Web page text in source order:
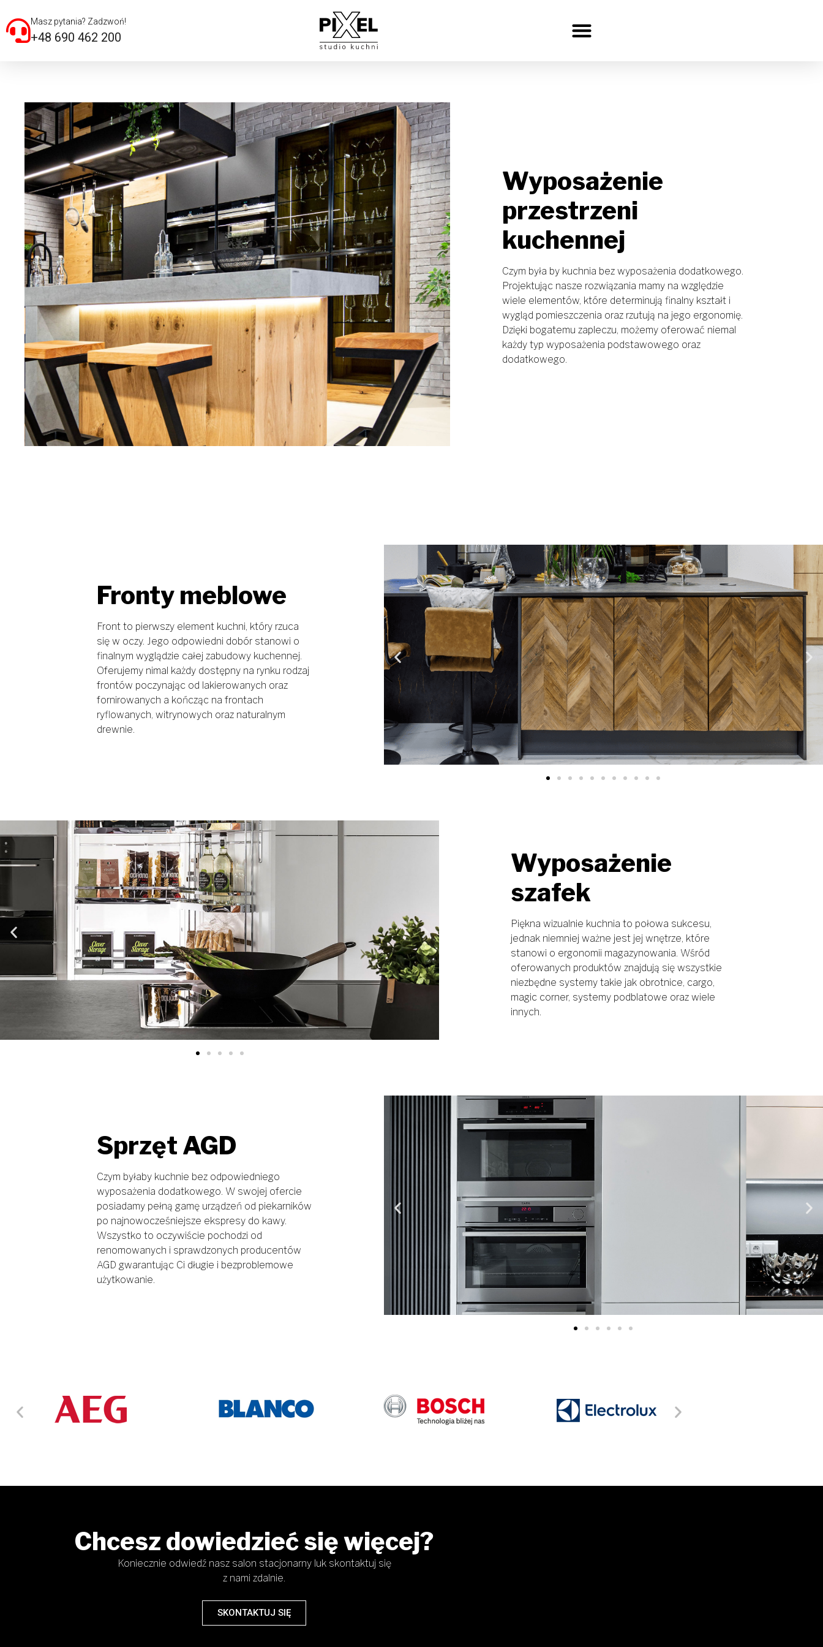
Masz pytania? Zadzwoń!
+48 690 462 200
Wyposażenie
przestrzeni
kuchennej
Czym była by kuchnia bez wyposażenia dodatkowego.
Projektując nasze rozwiązania mamy na względzie
wiele elementów, które determinują finalny kształt i
wygląd pomieszczenia oraz rzutują na jego ergonomię.
Dzięki bogatemu zapleczu, możemy oferować niemal
każdy typ wyposażenia podstawowego oraz
dodatkowego.
Fronty meblowe
Front to pierwszy element kuchni, który rzuca
się w oczy. Jego odpowiedni dobór stanowi o
finalnym wyglądzie całej zabudowy kuchennej.
Oferujemy nimal każdy dostępny na rynku rodzaj
frontów poczynając od lakierowanych oraz
fornirowanych a kończąc na frontach
ryflowanych, witrynowych oraz naturalnym
drewnie.
Wyposażenie
szafek
Piękna wizualnie kuchnia to połowa sukcesu,
jednak niemniej ważne jest jej wnętrze, które
stanowi o ergonomii magazynowania. Wśród
oferowanych produktów znajdują się wszystkie
niezbędne systemy takie jak obrotnice, cargo,
magic corner, systemy podblatowe oraz wiele
innych.
Sprzęt AGD
Czym byłaby kuchnie bez odpowiedniego
wyposażenia dodatkowego. W swojej ofercie
posiadamy pełną gamę urządzeń od piekarników
po najnowocześniejsze ekspresy do kawy.
Wszystko to oczywiście pochodzi od
renomowanych i sprawdzonych producentów
AGD gwarantując Ci długie i bezproblemowe
użytkowanie.
Chcesz dowiedzieć się więcej?
Koniecznie odwiedź nasz salon stacjonarny luk skontaktuj się
z nami zdalnie.
SKONTAKTUJ SIĘ